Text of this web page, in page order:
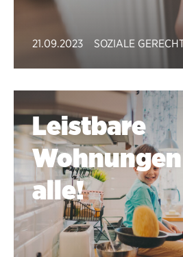
21.09.2023 SOZIALE
Leistbare
alle!